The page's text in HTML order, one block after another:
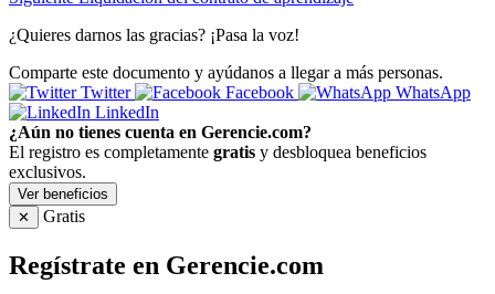
¿Quieres darnos las gracias? ¡Pasa la voz!
Comparte este documento y ayúdanos a llegar a más personas.
Twitter
Facebook
WhatsApp
LinkedIn
¿Aún no tienes cuenta en Gerencie.com?
El registro es completamente gratis y desbloquea beneficios
exclusivos.
Ver beneficios
✕
Gratis
Regístrate en Gerencie.com